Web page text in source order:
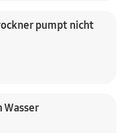
pumpt nicht
Wasser